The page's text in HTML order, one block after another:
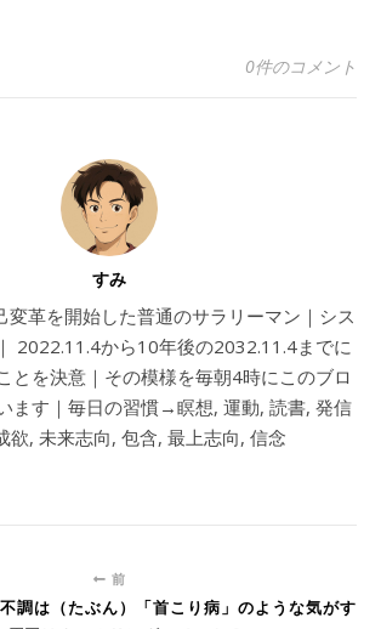
0件のコメント
すみ
変革を開始した普通のサラリーマン｜シス
2022.11.4から10年後の2032.11.4までに
とを決意｜その模様を毎朝4時にこのブロ
ます｜毎日の習慣→瞑想, 運動, 読書, 発信
欲, 未来志向, 包含, 最上志向, 信念
前
調は（たぶん）「首こり病」のような気がす